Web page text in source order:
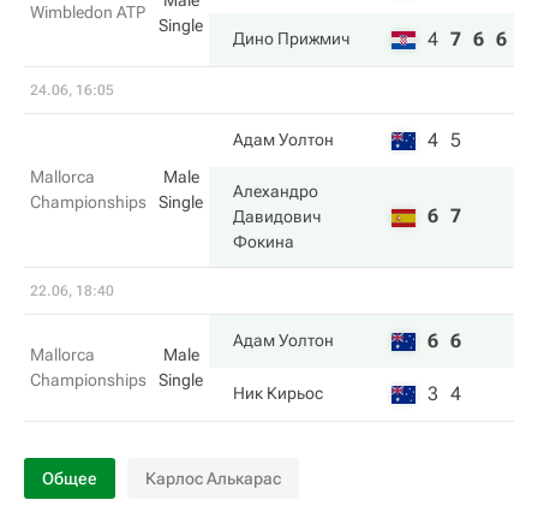
Wimbledon ATP
Single
Дино Прижмич 4 7 6 6
24.06, 16:05
Mallorca
Championships
Male
Single
Адам Уолтон 4 5
Алехандро
Давидович
Фокина
6 7
22.06, 18:40
Mallorca
Championships
Male
Single
Адам Уолтон 6 6
Ник Кирьос 3 4
Общее Карлос Алькарас